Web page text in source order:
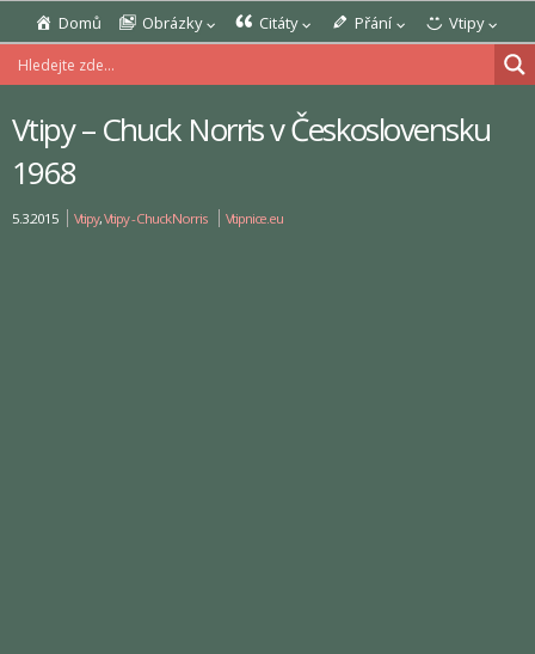
Domů Obrázky Citáty Přání Vtipy
Vtipy – Chuck Norris v Československu
1968
5.3.2015 Vtipy,Vtipy - Chuck Norris Vtipnice.eu